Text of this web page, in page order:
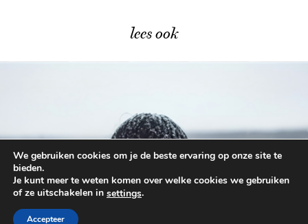
lees ook
Bekende winterproblemen én hun …
We gebruiken cookies om je de beste ervaring op onze site te
bieden.
Je kunt meer te weten komen over welke cookies we gebruiken
of ze uitschakelen in settings.
Accepteer